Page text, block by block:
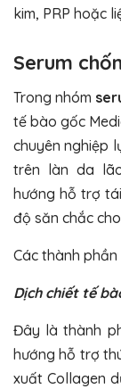
kim, PRP hoặc
Serum
Trong nhóm
tế bào gốc
chuyên nghiệp
trên làn da
hướng hỗ trợ
độ săn chắc
Các thành
Dịch chiết tế
Đây là thành
hướng hỗ trợ
xuất Collagen